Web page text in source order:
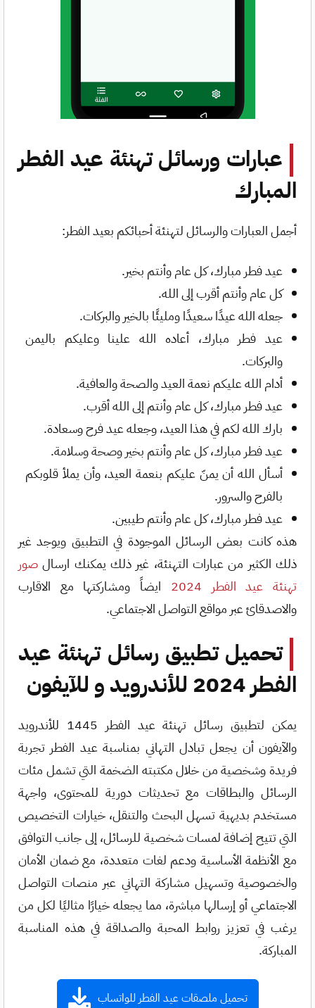
عبارات ورسائل تهنئة عيد الفطر
المبارك
أجمل العبارات والرسائل لتهنئة أحبائكم بعيد الفطر:
عيد فطر مبارك، كل عام وأنتم بخير.
كل عام وأنتم أقرب إلى الله.
جعله الله عيدًا سعيدًا ومليئًا بالخير والبركات.
عيد فطر مبارك، أعاده الله علينا وعليكم باليمن
والبركات.
أدام الله عليكم نعمة العيد والصحة والعافية.
عيد فطر مبارك، كل عام وأنتم إلى الله أقرب.
بارك الله لكم في هذا العيد، وجعله عيد فرح وسعادة.
عيد فطر مبارك، كل عام وأنتم بخير وصحة وسلامة.
أسأل الله أن يمنّ عليكم بنعمة العيد، وأن يملأ قلوبكم
بالفرح والسرور.
عيد فطر مبارك، كل عام وأنتم طيبين.
هذه كانت بعض الرسائل الموجودة في التطبيق ويوجد غير
ذلك الكثير من عبارات التهنئة، غير ذلك يمكنك ارسال صور
تهنئة عيد الفطر 2024
ايضاً ومشاركتها مع الاقارب
والاصدقائ عبر مواقع التواصل الاجتماعي.
تحميل تطبيق رسائل تهنئة عيد
الفطر 2024 للأندرويد و للآيفون
يمكن لتطبيق رسائل تهنئة عيد الفطر 1445 للأندرويد
والآيفون أن يجعل تبادل التهاني بمناسبة عيد الفطر تجربة
فريدة وشخصية من خلال مكتبته الضخمة التي تشمل مئات
الرسائل والبطاقات مع تحديثات دورية للمحتوى، واجهة
مستخدم بديهية تسهل البحث والتنقل، خيارات التخصيص
التي تتيح إضافة لمسات شخصية للرسائل، إلى جانب التوافق
مع الأنظمة الأساسية ودعم لغات متعددة، مع ضمان الأمان
والخصوصية وتسهيل مشاركة التهاني عبر منصات التواصل
الاجتماعي أو إرسالها مباشرة، مما يجعله خيارًا مثاليًا لكل من
يرغب في تعزيز روابط المحبة والصداقة في هذه المناسبة
المباركة.
تحميل ملصقات عيد الفطر للواتساب